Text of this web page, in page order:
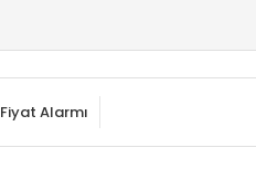
Fiyat Alarmı